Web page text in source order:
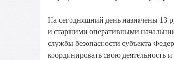
На сегодняшний день назначены 13
и старшими оперативными
службы безопасности субъекта
координировать свою деятельность